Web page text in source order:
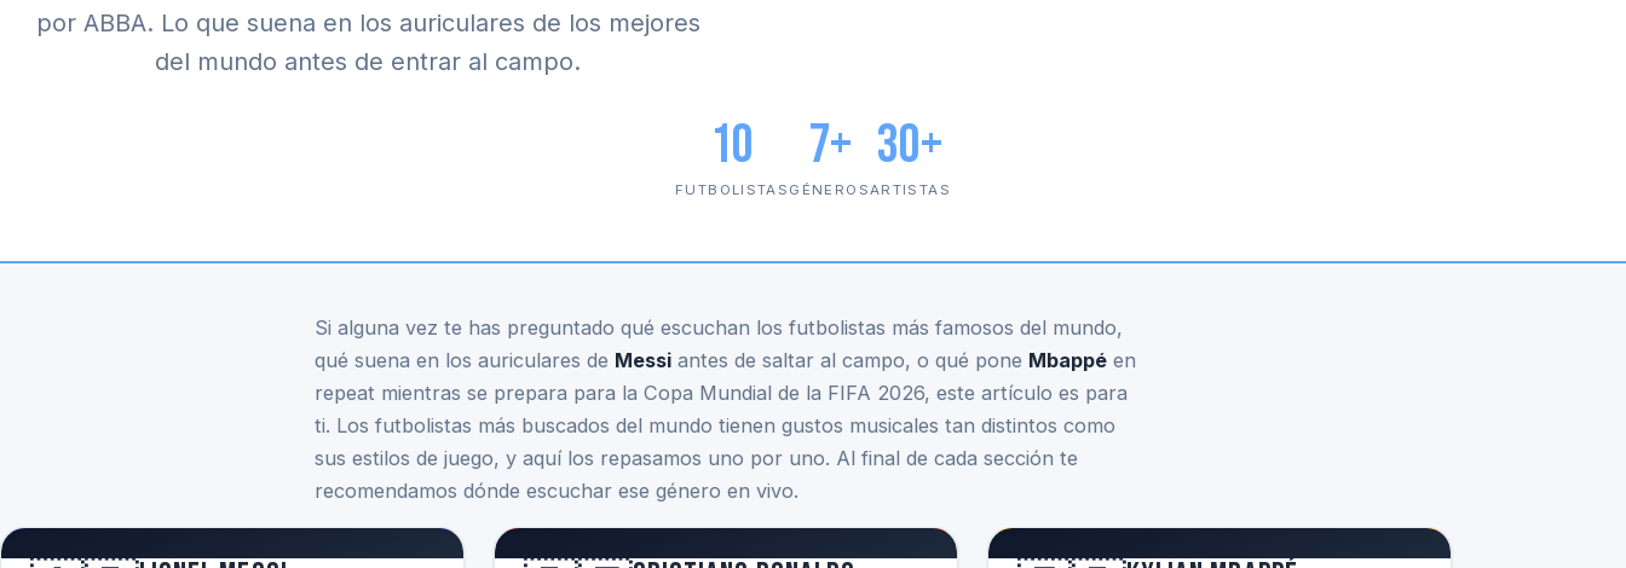
por ABBA. Lo que suena en los auriculares de los mejores
del mundo antes de entrar al campo.
10
FUTBOLISTAS
7+
GÉNEROS
30+
ARTISTAS
Si alguna vez te has preguntado qué escuchan los futbolistas más famosos del mundo,
qué suena en los auriculares de Messi antes de saltar al campo, o qué pone Mbappé en
repeat mientras se prepara para la Copa Mundial de la FIFA 2026, este artículo es para
ti. Los futbolistas más buscados del mundo tienen gustos musicales tan distintos como
sus estilos de juego, y aquí los repasamos uno por uno. Al final de cada sección te
recomendamos dónde escuchar ese género en vivo.